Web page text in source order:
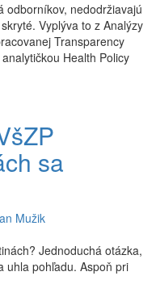
odborníkov, nedodržiavajú
Vyplýva to z Analýzy
Transparency
Health Policy
sa
Mužik
Jednoduchá otázka,
uhla pohľadu. Aspoň pri